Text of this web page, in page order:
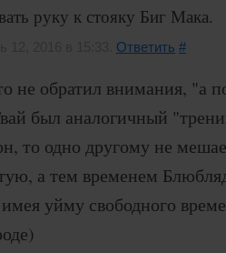
руку к стояку Биг Мака.
Ответить #
не обратил внимания, "а
был аналогичный
то одно другому не
а тем временем
уйму свободного